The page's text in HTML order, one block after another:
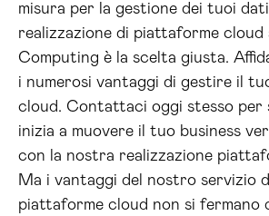
misura per la gestione dei tuoi dati
realizzazione di piattaforme cloud
Computing è la scelta giusta.
i numerosi vantaggi di gestire il
cloud. Contattaci oggi stesso per
inizia a muovere il tuo business
con la nostra realizzazione
Ma i vantaggi del nostro servizio
piattaforme cloud non si fermano